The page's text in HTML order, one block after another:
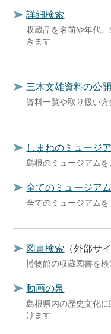
詳細検索
収蔵品を名前や年代
きます
三木文雄資料の公
資料一覧や取り扱い
しまねのミュージ
島根のミュージアムを
全てのミュージア
全てのミュージアム
図書検索 （外部サ
博物館の収蔵図書を
動画の泉
島根県内の歴史文化
けます